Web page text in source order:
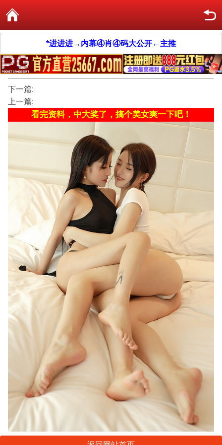
*进进进→内幕④肖④码大公开←主推
下一篇:
上一篇:
看完资料，中大奖了，搞个美女爽一下吧！